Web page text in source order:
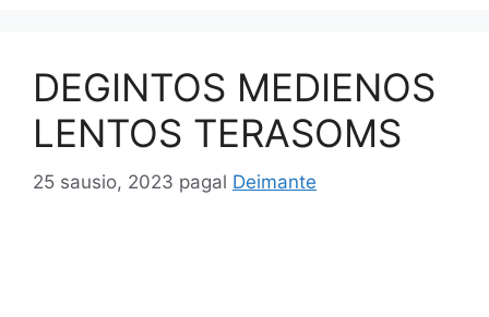
DEGINTOS MEDIENOS
LENTOS TERASOMS
25 sausio, 2023 pagal Deimante